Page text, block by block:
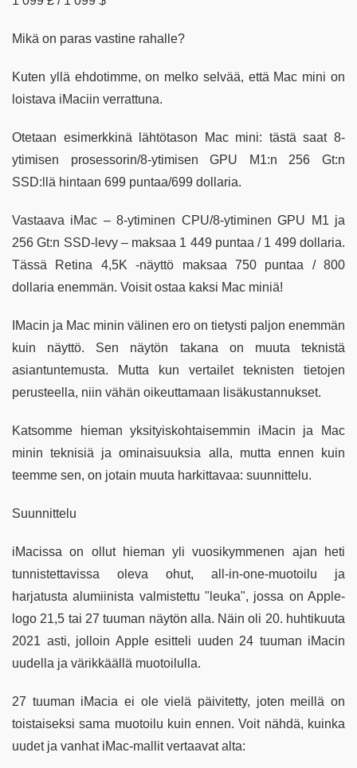
Mikä on paras vastine rahalle?
Kuten yllä ehdotimme, on melko selvää, että Mac mini on
loistava iMaciin verrattuna.
Otetaan esimerkkinä lähtötason Mac mini: tästä saat 8-
ytimisen prosessorin/8-ytimisen GPU M1:n 256 Gt:n
SSD:llä hintaan 699 puntaa/699 dollaria.
Vastaava iMac – 8-ytiminen CPU/8-ytiminen GPU M1 ja
256 Gt:n SSD-levy – maksaa 1 449 puntaa / 1 499 dollaria.
Tässä Retina 4,5K -näyttö maksaa 750 puntaa / 800
dollaria enemmän. Voisit ostaa kaksi Mac miniä!
IMacin ja Mac minin välinen ero on tietysti paljon enemmän
kuin näyttö. Sen näytön takana on muuta teknistä
asiantuntemusta. Mutta kun vertailet teknisten tietojen
perusteella, niin vähän oikeuttamaan lisäkustannukset.
Katsomme hieman yksityiskohtaisemmin iMacin ja Mac
minin teknisiä ja ominaisuuksia alla, mutta ennen kuin
teemme sen, on jotain muuta harkittavaa: suunnittelu.
Suunnittelu
iMacissa on ollut hieman yli vuosikymmenen ajan heti
tunnistettavissa oleva ohut, all-in-one-muotoilu ja
harjatusta alumiinista valmistettu "leuka", jossa on Apple-
logo 21,5 tai 27 tuuman näytön alla. Näin oli 20. huhtikuuta
2021 asti, jolloin Apple esitteli uuden 24 tuuman iMacin
uudella ja värikkäällä muotoilulla.
27 tuuman iMacia ei ole vielä päivitetty, joten meillä on
toistaiseksi sama muotoilu kuin ennen. Voit nähdä, kuinka
uudet ja vanhat iMac-mallit vertaavat alta: